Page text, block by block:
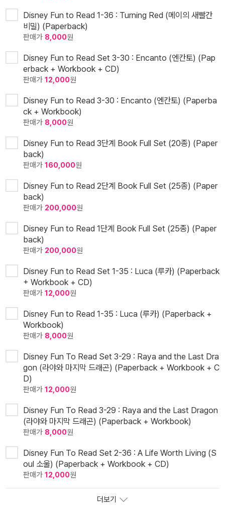
Disney Fun to Read 1-36 : Turning Red (메이의 새빨간
비밀) (Paperback)
판매가 8,000원
Disney Fun to Read Set 3-30 : Encanto (엔칸토) (Pap
erback + Workbook + CD)
판매가 12,000원
Disney Fun to Read 3-30 : Encanto (엔칸토) (Paperba
ck + Workbook)
판매가 8,000원
Disney Fun to Read 3단계 Book Full Set (20종) (Paper
back)
판매가 160,000원
Disney Fun to Read 2단계 Book Full Set (25종) (Paper
back)
판매가 200,000원
Disney Fun to Read 1단계 Book Full Set (25종) (Paper
back)
판매가 200,000원
Disney Fun to Read Set 1-35 : Luca (루카) (Paperback
+ Workbook + CD)
판매가 12,000원
Disney Fun to Read 1-35 : Luca (루카) (Paperback +
Workbook)
판매가 8,000원
Disney Fun To Read Set 3-29 : Raya and the Last Dra
gon (라야와 마지막 드래곤) (Paperback + Workbook + C
D)
판매가 12,000원
Disney Fun To Read 3-29 : Raya and the Last Dragon
(라야와 마지막 드래곤) (Paperback + Workbook)
판매가 8,000원
Disney Fun To Read Set 2-36 : A Life Worth Living (S
oul 소울) (Paperback + Workbook + CD)
판매가 12,000원
더보기